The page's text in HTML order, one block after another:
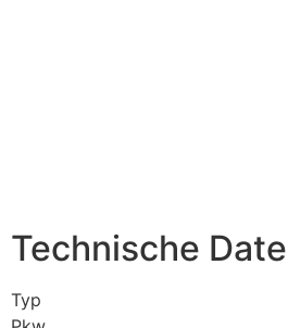
Technische
Typ